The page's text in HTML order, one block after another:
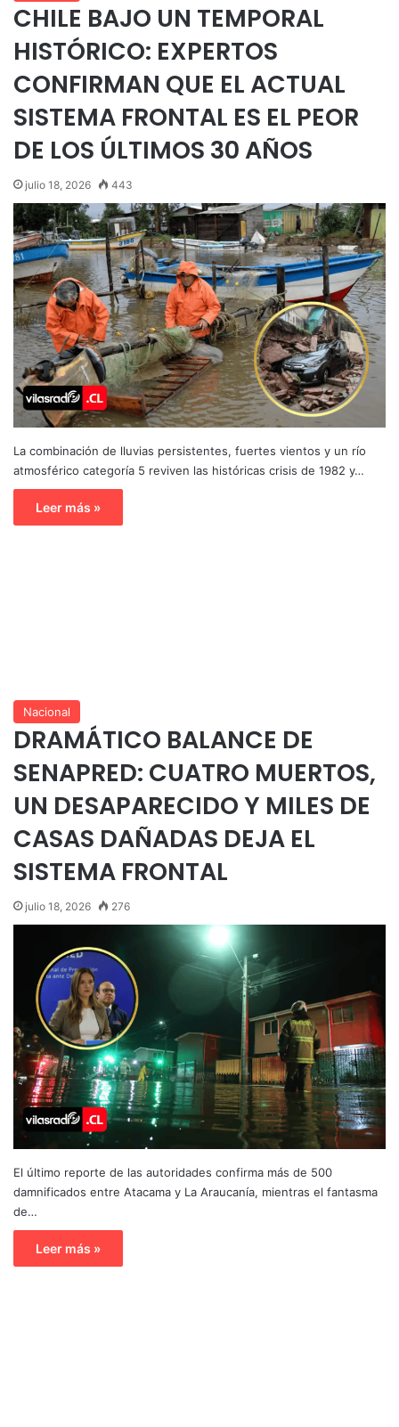
CHILE BAJO UN TEMPORAL
HISTÓRICO: EXPERTOS
CONFIRMAN QUE EL ACTUAL
SISTEMA FRONTAL ES EL PEOR
DE LOS ÚLTIMOS 30 AÑOS
julio 18, 2026 443
La combinación de lluvias persistentes, fuertes vientos y un río
atmosférico categoría 5 reviven las históricas crisis de 1982 y…
Leer más »
Nacional
DRAMÁTICO BALANCE DE
SENAPRED: CUATRO MUERTOS,
UN DESAPARECIDO Y MILES DE
CASAS DAÑADAS DEJA EL
SISTEMA FRONTAL
julio 18, 2026 276
El último reporte de las autoridades confirma más de 500
damnificados entre Atacama y La Araucanía, mientras el fantasma
de…
Leer más »